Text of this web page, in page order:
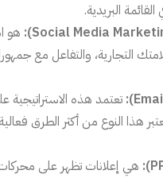
البريدية.
هو
التجارية، والتفاعل مع
تعتمد هذه الاستراتيجية
هذا النوع من أكثر الطرق
هي إعلانات تظهر على